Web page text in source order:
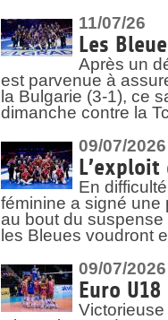
11/07/26
Les
Après un
est parvenue à
la Bulgarie (3-1), ce
dimanche contre la
09/07/2026
En
féminine a signé une
au bout du
les Bleues voudront
09/07/2026
Euro